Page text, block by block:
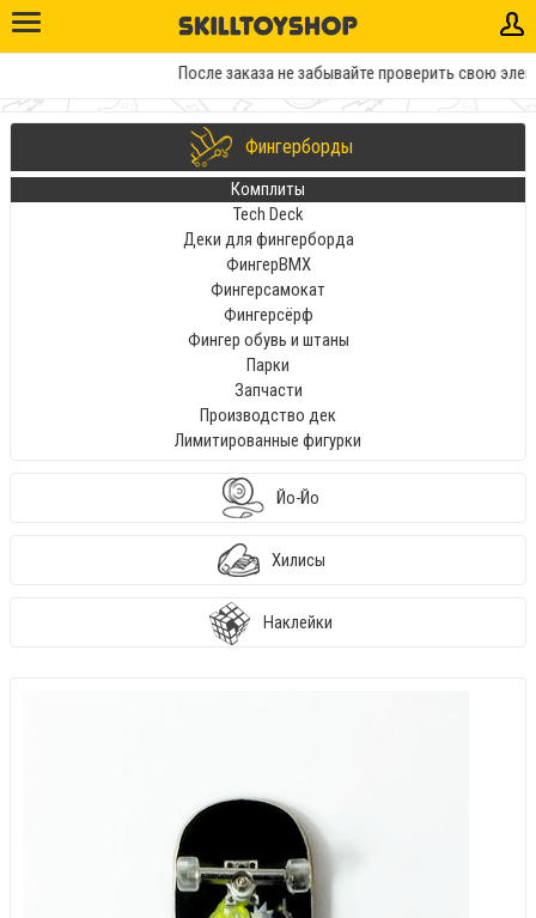
После заказа не забывайте проверить свою
Фингерборды
Комплиты
Tech Deck
Деки для фингерборда
ФингерBMX
Фингерсамокат
Фингерсёрф
Фингер обувь и штаны
Парки
Запчасти
Производство дек
Лимитированные фигурки
Йо-Йо
Хилисы
Наклейки